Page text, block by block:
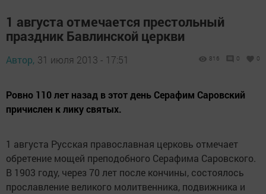
1 августа отмечается престольный
праздник Бавлинской церкви
Автор, 31 июля 2013 - 17:51 816 0 0
Ровно 110 лет назад в этот день Серафим Саровский
причислен к лику святых.
1 августа Русская православная церковь отмечает
обретение мощей преподобного Серафима Саровского.
В 1903 году, через 70 лет после кончины, состоялось
прославление великого молитвенника, подвижника и